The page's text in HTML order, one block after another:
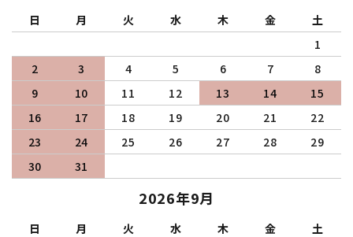
日 月 火 水 木 金
土
1
2
3 4 5 6 7
8
9
10 11 12 13 14
15
16
17 18 19 20 21
22
23
24 25 26 27 28
29
30
31
2026年9月
日 月 火 水 木 金
土